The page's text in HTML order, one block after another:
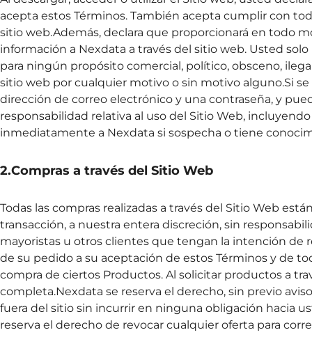
acepta estos Términos. También acepta cumplir con
sitio web.Además, declara que proporcionará en todo
información a Nexdata a través del sitio web. Usted
para ningún propósito comercial, político, obsceno,
sitio web por cualquier motivo o sin motivo alguno.Si
dirección de correo electrónico y una contraseña, y
responsabilidad relativa al uso del Sitio Web,
inmediatamente a Nexdata si sospecha o tiene
2.Compras a través del Sitio Web
Todas las compras realizadas a través del Sitio Web
transacción, a nuestra entera discreción, sin
mayoristas u otros clientes que tengan la intención de
de su pedido a su aceptación de estos Términos y de
compra de ciertos Productos. Al solicitar productos a
completa.Nexdata se reserva el derecho, sin previo
fuera del sitio sin incurrir en ninguna obligación hacia
reserva el derecho de revocar cualquier oferta para